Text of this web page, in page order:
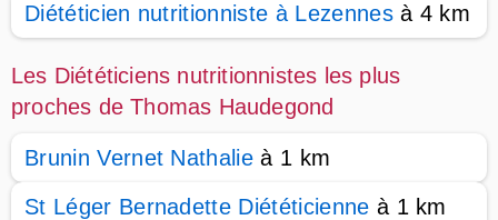
Diététicien nutritionniste à Lezennesà 4 km
Les Diététiciens nutritionnistes les plus
proches de Thomas Haudegond
Brunin Vernet Nathalie à 1 km
St Léger Bernadette Diététicienne à 1 km